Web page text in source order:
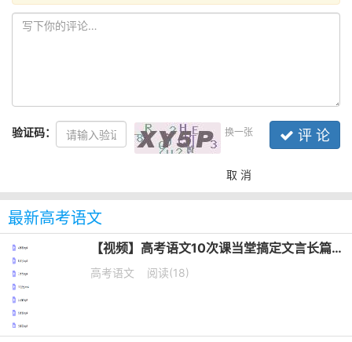
验证码： 换一张 评 论
取 消
最新高考语文
【视频】高考语文10次课当堂搞定文言长篇默写培训课程
高考语文 阅读(18)